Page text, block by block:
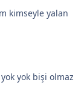
kimseyle yalan
yok bişi olmaz